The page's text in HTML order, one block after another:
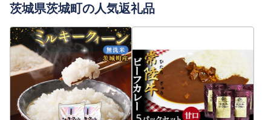
茨城県茨城町の人気返礼品